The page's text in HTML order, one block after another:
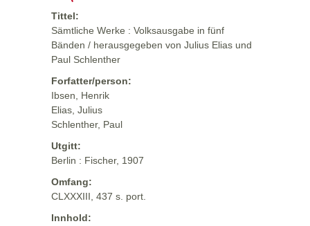
Tittel:
Sämtliche Werke : Volksausgabe in fünf
Bänden / herausgegeben von Julius Elias und
Paul Schlenther
Forfatter/person:
Ibsen, Henrik
Elias, Julius
Schlenther, Paul
Utgitt:
Berlin : Fischer, 1907
Omfang:
CLXXXIII, 437 s. port.
Innhold: